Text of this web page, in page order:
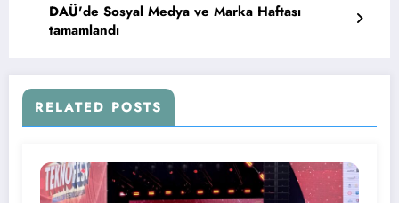
DAÜ'de Sosyal Medya ve Marka Haftası
tamamlandı
RELATED POSTS